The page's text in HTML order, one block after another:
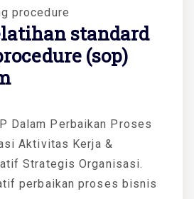
procedure
standard
(sop)
Dalam Perbaikan Proses
Aktivitas Kerja &
Strategis Organisasi.
perbaikan proses bisnis